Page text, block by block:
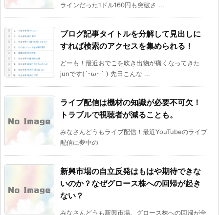
ラインだった1ドル160円も突破さ ...
ブログ記事タイトルを分解して見出しに
すれば検索のアクセスを集められる！
どーも！最近おでこを吹き出物が痛くなってきた
junです(´･ω･｀) 先日こんな ...
ライブ配信は機材の知識が必要不可欠！
トラブルで視聴者が減ることも。
みなさんどうもライブ配信！最近YouTubeのライブ
配信に夢中の
新興市場の自立反発はもはや期待できな
いのか？なぜグロース株への回帰が起き
ない？
みなさんどうも新興市場。グロース株への回帰が全